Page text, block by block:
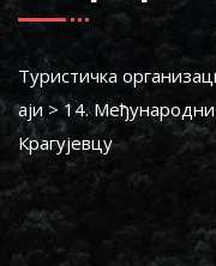
Туристичка
аји >14. Међународни
Крагујевцу